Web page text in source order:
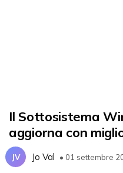
Il Sottosistema
aggiorna con
JV Jo Val • 01 settembre